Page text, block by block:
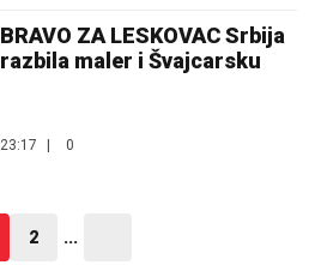
BRAVO ZA LESKOVAC Srbija
razbila maler i Švajcarsku
23:17 | 0
2 ...